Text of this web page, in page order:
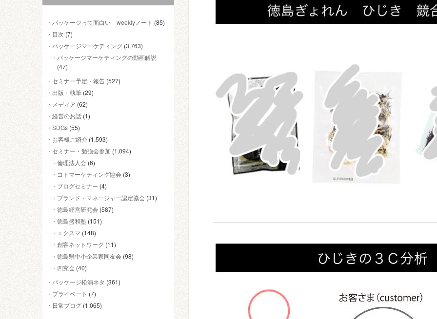
パッケージって面白い weeklyノート (85)
目次 (7)
パッケージマーケティング (3,763)
パッケージマーケティングの動画解説
(47)
セミナー予定・報告 (527)
出版・執筆 (29)
メディア (62)
経営のお話 (1)
SDGs (55)
お客様ご紹介 (1,593)
セミナー・勉強会参加 (1,094)
倫理法人会 (6)
コトマーケティング協会 (3)
ブログセミナー (4)
ブランド・マネージャー認定協会 (31)
徳島経営研究会 (587)
徳島盛和塾 (151)
エクスマ (148)
創客ネットワーク (11)
徳島県中小企業家同友会 (98)
四究会 (40)
パッケージ松浦ネタ (361)
プライベート (7)
日常ブログ (1,065)